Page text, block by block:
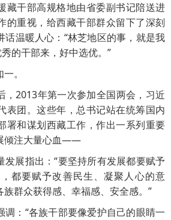
藏干部高规格地由省委副书记陪送进
重视，给西藏干部群众留下了深刻
话温暖人心：“林芝地区的事，就是我
的干部来，好中选优。”
。
，2013年第一次参加全国两会，习近
表团。这些年，总书记站在统筹国内
署和谋划西藏工作，作出一系列重要
倾注大量心血——
发展指出：“要坚持所有发展都要赋予
都要赋予改善民生、凝聚人心的意
族群众获得感、幸福感、安全感。”
调：“各族干部要像爱护自己的眼睛一